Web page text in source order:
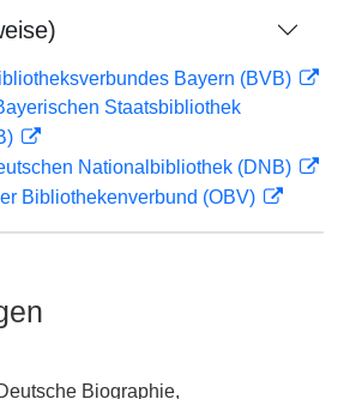
Bayern (BVB)
Staatsbibliothek
Nationalbibliothek (DNB)
Bibliothekenverbund (OBV)
Biographie,